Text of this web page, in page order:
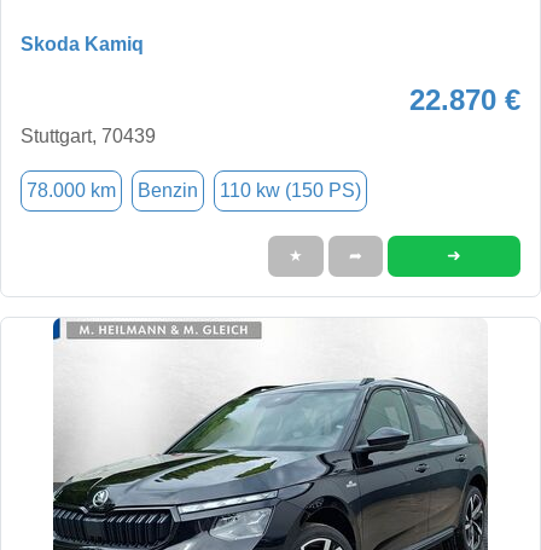
Skoda Kamiq
22.870 €
Stuttgart, 70439
78.000 km Benzin 110 kw (150 PS)
★ ➦ ➜